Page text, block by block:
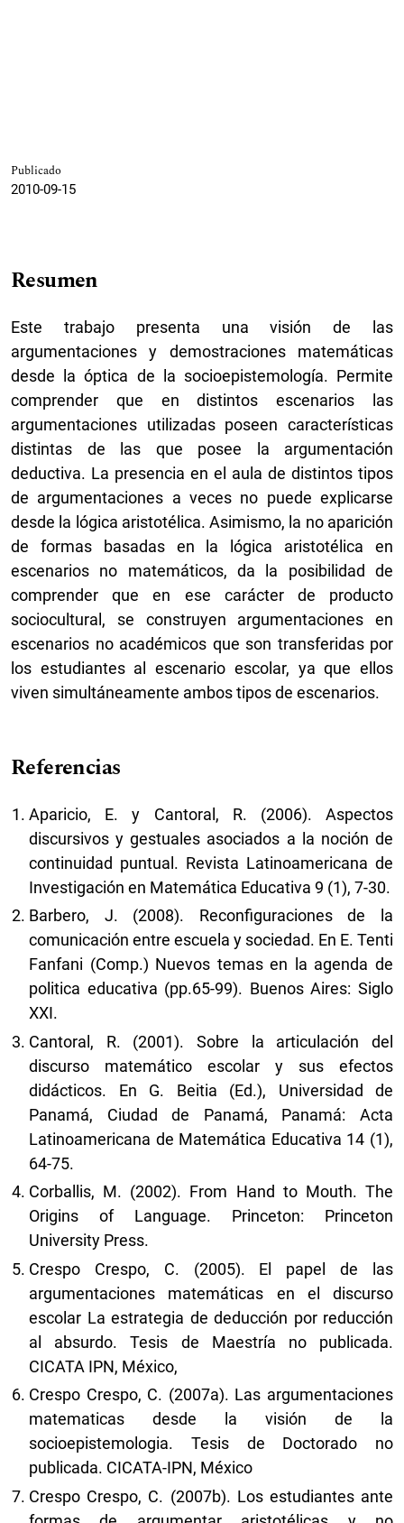
Publicado
2010-09-15
Resumen
Este trabajo presenta una visión de las
argumentaciones y demostraciones matemáticas
desde la óptica de la socioepistemología. Permite
comprender que en distintos escenarios las
argumentaciones utilizadas poseen características
distintas de las que posee la argumentación
deductiva. La presencia en el aula de distintos tipos
de argumentaciones a veces no puede explicarse
desde la lógica aristotélica. Asimismo, la no aparición
de formas basadas en la lógica aristotélica en
escenarios no matemáticos, da la posibilidad de
comprender que en ese carácter de producto
sociocultural, se construyen argumentaciones en
escenarios no académicos que son transferidas por
los estudiantes al escenario escolar, ya que ellos
viven simultáneamente ambos tipos de escenarios.
Referencias
Aparicio, E. y Cantoral, R. (2006). Aspectos
discursivos y gestuales asociados a la noción de
continuidad puntual. Revista Latinoamericana de
Investigación en Matemática Educativa 9 (1), 7-30.
Barbero, J. (2008). Reconfiguraciones de la
comunicación entre escuela y sociedad. En E. Tenti
Fanfani (Comp.) Nuevos temas en la agenda de
politica educativa (pp.65-99). Buenos Aires: Siglo
XXI.
Cantoral, R. (2001). Sobre la articulación del
discurso matemático escolar y sus efectos
didácticos. En G. Beitia (Ed.), Universidad de
Panamá, Ciudad de Panamá, Panamá: Acta
Latinoamericana de Matemática Educativa 14 (1),
64-75.
Corballis, M. (2002). From Hand to Mouth. The
Origins of Language. Princeton: Princeton
University Press.
Crespo Crespo, C. (2005). El papel de las
argumentaciones matemáticas en el discurso
escolar La estrategia de deducción por reducción
al absurdo. Tesis de Maestría no publicada.
CICATA IPN, México,
Crespo Crespo, C. (2007a). Las argumentaciones
matematicas desde la visión de la
socioepistemologia. Tesis de Doctorado no
publicada. CICATA-IPN, México
Crespo Crespo, C. (2007b). Los estudiantes ante